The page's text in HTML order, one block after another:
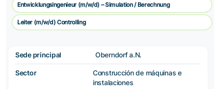
Entwicklungsingenieur (m/w/d) – Simulation / Berechnung
Leiter (m/w/d) Controlling
Sede principal Oberndorf a.N.
Sector
Construcción de máquinas e
instalaciones